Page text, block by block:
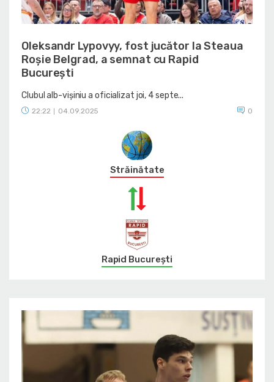
Oleksandr Lypovyy, fost jucător la Steaua
Roșie Belgrad, a semnat cu Rapid
București
Clubul alb-vișiniu a oficializat joi, 4 septe...
22:22 04.09.2025 0
Străinătate
Rapid București